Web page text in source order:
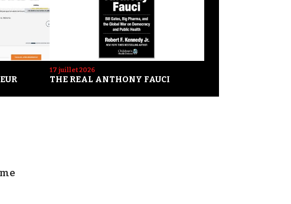
17 juillet 2026
THE REAL ANTHONY FAUCI